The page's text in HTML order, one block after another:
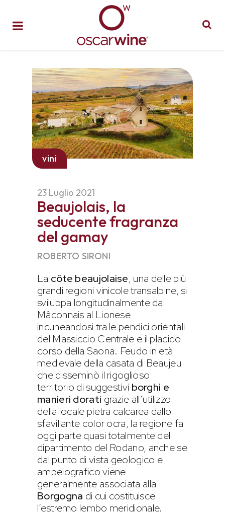
vini
23 Luglio 2021
Beaujolais, la
seducente fragranza
del gamay
ROBERTO SIRONI
La côte beaujolaise, una delle più
grandi regioni vinicole transalpine, si
sviluppa longitudinalmente dal
Mâconnais al Lionese
incuneandosi tra le pendici orientali
del Massiccio Centrale e il placido
corso della Saona. Feudo in età
medievale della casata di Beaujeu
che disseminò il rigoglioso
territorio di suggestivi borghi e
manieri dorati grazie all’utilizzo
della locale pietra calcarea dallo
sfavillante color ocra, la regione fa
oggi parte quasi totalmente del
dipartimento del Rodano, anche se
dal punto di vista geologico e
ampelografico viene
generalmente associata alla
Borgogna di cui costituisce
l’estremo lembo meridionale.